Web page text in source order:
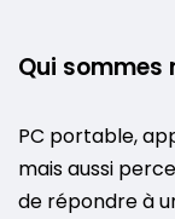
Qui sommes
PC portable,
mais aussi
de répondre à